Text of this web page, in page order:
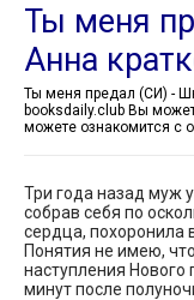
Ты меня
Анна
booksdaily.club Вы
можете ознакомится с
Три года назад муж
собрав себя по
сердца, похоронила
Понятия не имею,
наступления Нового
минут после